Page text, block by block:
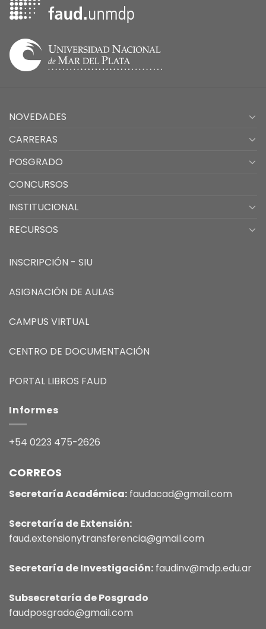
NOVEDADES
CARRERAS
POSGRADO
CONCURSOS
INSTITUCIONAL
RECURSOS
INSCRIPCIÓN - SIU
ASIGNACIÓN DE AULAS
CAMPUS VIRTUAL
CENTRO DE DOCUMENTACIÓN
PORTAL LIBROS FAUD
Informes
+54 0223 475-2626
CORREOS
Secretaría Académica: faudacad@gmail.com
Secretaría de Extensión:
faud.extensionytransferencia@gmail.com
Secretaría de Investigación: faudinv@mdp.edu.ar
Subsecretaría de Posgrado
faudposgrado@gmail.com